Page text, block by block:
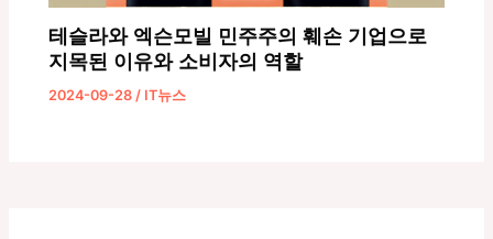
테슬라와 엑슨모빌 민주주의 훼손 기업으로
지목된 이유와 소비자의 역할
2024-09-28/ IT뉴스